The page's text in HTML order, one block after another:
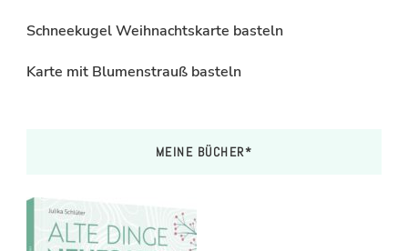
Schneekugel Weihnachtskarte basteln
Karte mit Blumenstrauß basteln
MEINE BÜCHER*